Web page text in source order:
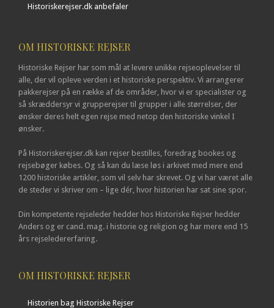
Historiskerejser.dk anbefaler
OM HISTORISKE REJSER
Historiske Rejser har som mål at levere unikke rejseoplevelser til
alle, der vil opleve verden i et historiske perspektiv. Vi arrangerer
pakkerejser på en række af de områder, hvor vi er specialister og
så skræddersyr vi grupperejser til grupper i alle størrelser, der
ønsker deres helt egen rejse med netop den historiske vinkel I
ønsker.
På Historiskerejser.dk kan rejser bestilles, foredrag bookes og
rejsebøger købes. Og så kan du læse løs i arkivet med mere end
1200 historiske artikler, som vil selv har skrevet. Og vi har været alle
de steder vi skriver om – lige dér, hvor historien har sat sine spor.
Din kompetente rejseleder hedder hos Historiske Rejser hedder
Anders og er cand. mag. i historie og religion og har mere end 15
års rejseledererfaring.
OM HISTORISKE REJSER
Historien bag Historiske Rejser